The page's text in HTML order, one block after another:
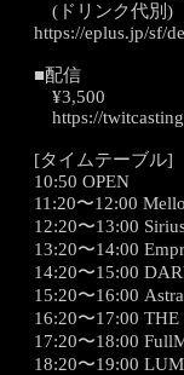
(ドリンク代別)
https://eplus.jp/sf/
■配信
¥3,500
https://
[タイムテーブル]
10:50 OPEN
11:20〜12:00
12:20〜13:00
13:20〜14:00
14:20〜15:00
15:20〜16:00
16:20〜17:00 THE
17:20〜18:00
18:20〜19:00